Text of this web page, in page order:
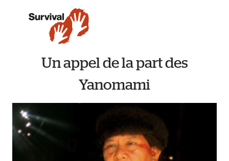
Un appel de la part des
Yanomami